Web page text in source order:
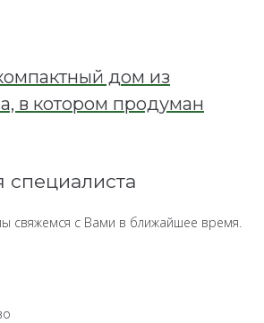
дом из
в котором продуман
специалиста
свяжемся с Вами в ближайшее время.